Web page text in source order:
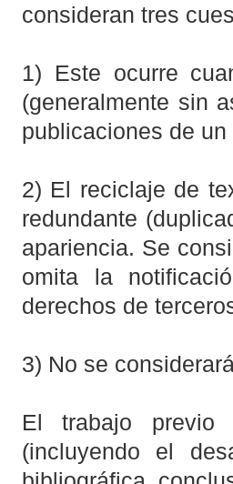
consideran tres
1) Este ocurre
(generalmente sin
publicaciones de un
2) El reciclaje de
redundante
apariencia. Se
omita la
derechos de
3) No se
El trabajo previo
(incluyendo el